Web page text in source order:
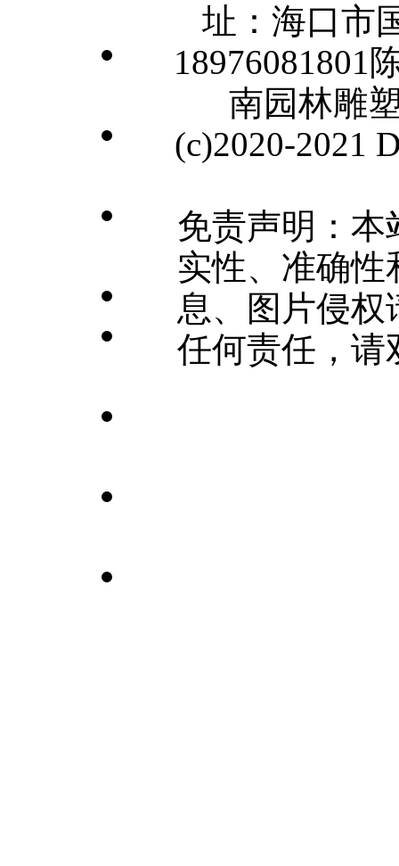
址：海口市
18976081801
南园林雕
(c)2020-2021
免责声明：本
实性、准确性
息、图片侵权
任何责任，请